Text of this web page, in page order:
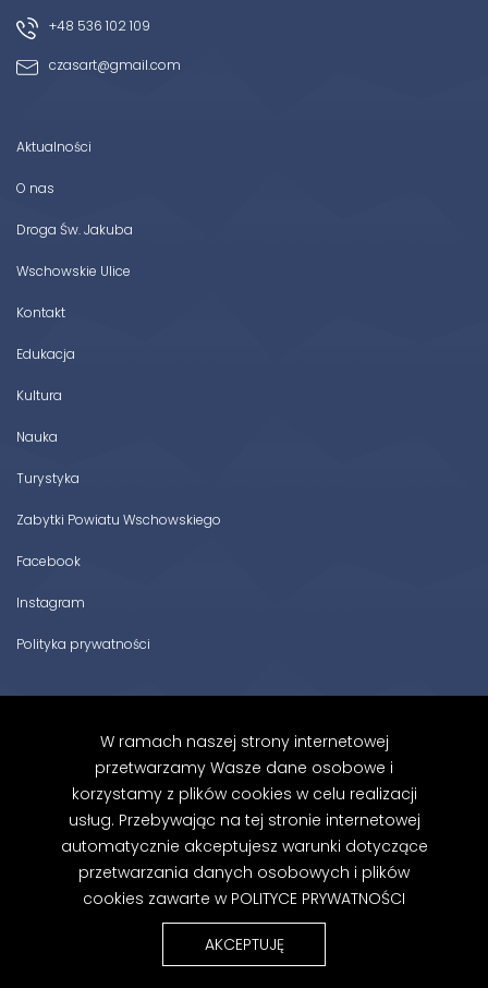
W ramach naszej strony internetowej
przetwarzamy Wasze dane osobowe i
korzystamy z plików cookies w celu realizacji
usług. Przebywając na tej stronie internetowej
automatycznie akceptujesz warunki dotyczące
przetwarzania danych osobowych i plików
cookies zawarte w POLITYCE PRYWATNOŚCI
AKCEPTUJĘ
+48 536 102 109
czasart@gmail.com
Aktualności
O nas
Droga Św. Jakuba
Wschowskie Ulice
Kontakt
Edukacja
Kultura
Nauka
Turystyka
Zabytki Powiatu Wschowskiego
Facebook
Instagram
Polityka prywatności
Zapoznałem/am się z Polityką Prywatności.
Zapisz się
CZAS ART 2021. Wszystkie prawa zastrzeżone.